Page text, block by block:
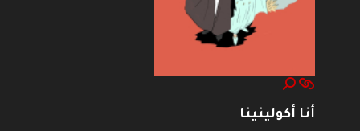
أنا أكولينينا